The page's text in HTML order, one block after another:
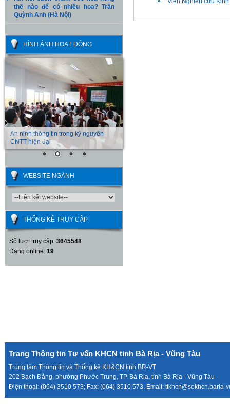
thế nào để có nhiều hoa? Trần
Quỳnh Anh (Hà Nội)
HÌNH ẢNH HOẠT ĐỘNG
An ninh thông tin trong kỷ nguyên
CNTT hiện đại
WEBSITE NGÀNH
THỐNG KÊ TRUY CẬP
Số lượt truy cập: 3645548
Đang online: 19
Trang Thông tin Tư vấn KHCN tỉnh Bà Rịa - Vũng Tàu
Trung tâm Thông tin và Thống kê KH&CN tỉnh BR-VT
202 Bạch Đằng, phường Phước Trung, TP. Bà Rịa, tỉnh Bà Rịa - Vũng Tàu
Điện thoại: (064) 3510 573; Fax: (064) 3510 573. Email: ttkhcn@sokhcn.baria-